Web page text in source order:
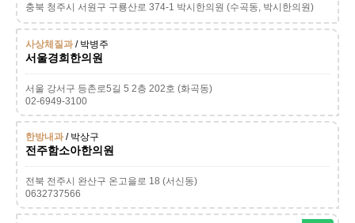
충북 청주시 서원구 구룡산로 374-1 박시한의원 (수곡동, 박시한의원)
사상체질과/ 박병주
서울경희한의원
서울 강서구 등촌로5길 5 2층 202호 (화곡동)
02-6949-3100
한방내과/ 박상구
전주함소아한의원
전북 전주시 완산구 온고을로 18 (서신동)
0632737566